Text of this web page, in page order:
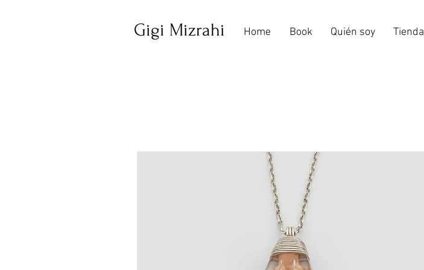
Gigi Mizrahi Home Book Quién soy Tienda